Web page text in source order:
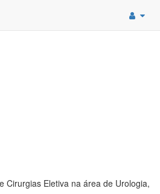
Cirurgias Eletiva na área de Urologia,